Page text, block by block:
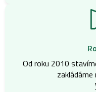
Od roku 2010